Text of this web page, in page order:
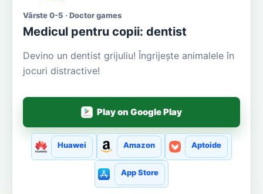
Vârste 0-5 · Doctor games
Medicul pentru copii: dentist
Devino un dentist grijuliu! Îngrijește animalele în
jocuri distractive!
Play on Google Play
Huawei Amazon Aptoide
App Store